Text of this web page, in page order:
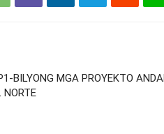
BILYONG MGA PROYEKTO
NORTE